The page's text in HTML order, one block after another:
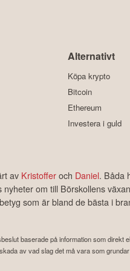
Alternativt
Köpa krypto
Bitcoin
Ethereum
Investera i guld
av Kristofferoch Daniel. Båda
om till Börskollens
som är bland de bästa i
baserade på information som direkt
av vad slag det må vara som